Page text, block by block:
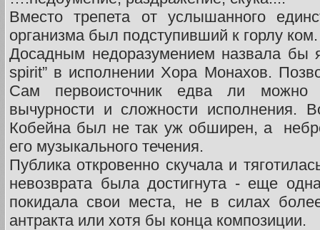
Вместо трепета от услышанного
организма был подступивший к горлу ком.
Досадным недоразумением назвала бы
spirit” в исполнении Хора Монахов.
Сам первоисточник едва ли можно
вычурности и сложности исполнения.
Кобейна был не так уж обширен, а
его музыкального течения.
Публика откровенно скучала и
невозврата была достигнута - еще
покидала свои места, не в силах
антракта или хотя бы конца композиции.